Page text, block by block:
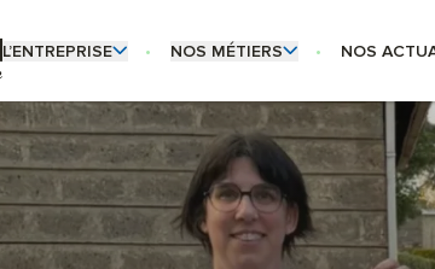
L’ENTREPRISE
OUVRIR LE SOUS-MENU L’ENTREPRISE
Qui sommes-nous ?
Notre culture d’entreprise
Nos engagements
NOS MÉTIERS
OUVRIR LE SOUS-MENU NOS
Audioprothésiste
Coordinateur de Centre
Fonctions support – Siège
NOS